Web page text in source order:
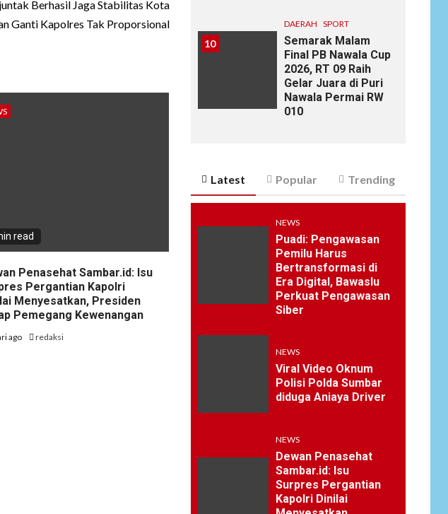
Berhasil Jaga Stabilitas Kota
Ganti Kapolres Tak Proporsional
read
Penasehat Sambar.id: Isu
Pergantian Kapolri
Menyesatkan, Presiden
Pemegang Kewenangan
ago redaksi
10
DAERAH SPORT
Semarak Malam
Final PB Nawala Cup
2026, RT 09 Raih
Gelar Juara di Puri
Nawala Permai RW
010
Latest Popular Trending
NEWS
Puadi: Pengawasan
Pemilu Harus
Bertransformasi di
Era Digital, Bawaslu
Perkuat Pengawasan
Siber
NEWS
Viral Video Oknum
Polisi Polda Sumbar
diduga Aniaya Driver
NEWS
Dewan Penasehat
Sambar.id: Isu
Surpres Pergantian
Kapolri Dinilai